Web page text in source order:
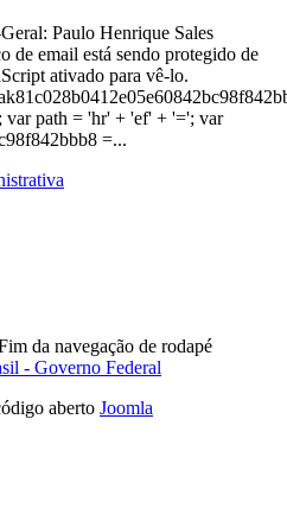
Paulo Henrique Sales
de email está sendo protegido de
ativado para vê-lo.
path = 'hr' + 'ef' + '='; var
=...
da navegação de rodapé
aberto Joomla